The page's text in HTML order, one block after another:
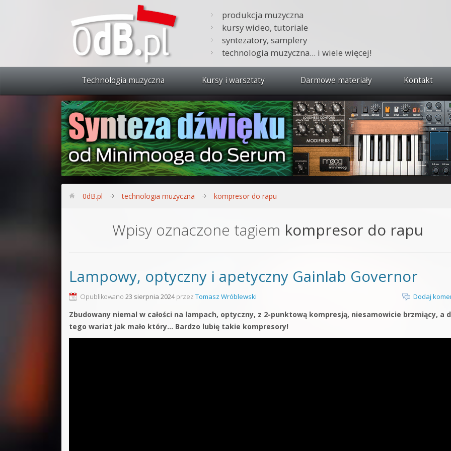
produkcja muzyczna
kursy wideo, tutoriale
syntezatory, samplery
technologia muzyczna... i wiele więcej!
Technologia muzyczna Kursy i warsztaty
Zobacz wszystkie kursy i warsztaty
Synteza dźwięku 🔥
Produkcja muzyczna w praktyce
Bitwig Studio od podstaw
Sound Forge od podstaw
Kontakt 5 Kompendium
Pakiety
Darmowe materiały Kontakt
0dB.pl technologia muzyczna kompresor do rapu
Wpisy oznaczone tagiem kompresor do rapu
Lampowy, optyczny i apetyczny Gainlab Governor
Opublikowano 23 sierpnia 2024przez Tomasz Wróblewski Dodaj
Zbudowany niemal w całości na lampach, optyczny, z 2-punktową kompresją, niesamowicie brzmiący, a
tego wariat jak mało który… Bardzo lubię takie kompresory!